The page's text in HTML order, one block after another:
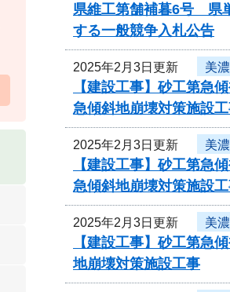
県維工第舗補暮6号 県
する一般競争入札公告
2025年2月3日更新 美
【建設工事】砂工第急
急傾斜地崩壊対策施設
2025年2月3日更新 美
【建設工事】砂工第急
急傾斜地崩壊対策施設
2025年2月3日更新 美
【建設工事】砂工第急
地崩壊対策施設工事